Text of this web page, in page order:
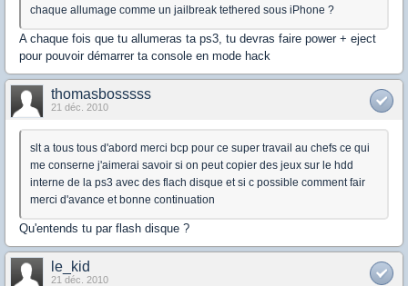
chaque allumage comme un jailbreak tethered sous iPhone ?
A chaque fois que tu allumeras ta ps3, tu devras faire power + eject
pour pouvoir démarrer ta console en mode hack
thomasbosssss
21 déc. 2010
slt a tous tous d'abord merci bcp pour ce super travail au chefs ce qui
me conserne j'aimerai savoir si on peut copier des jeux sur le hdd
interne de la ps3 avec des flach disque et si c possible comment fair
merci d'avance et bonne continuation
Qu'entends tu par flash disque ?
le_kid
21 déc. 2010